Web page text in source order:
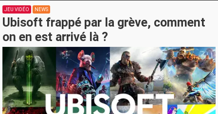
JEU VIDÉO NEWS
Ubisoft frappé par la grève, comment
on en est arrivé là ?